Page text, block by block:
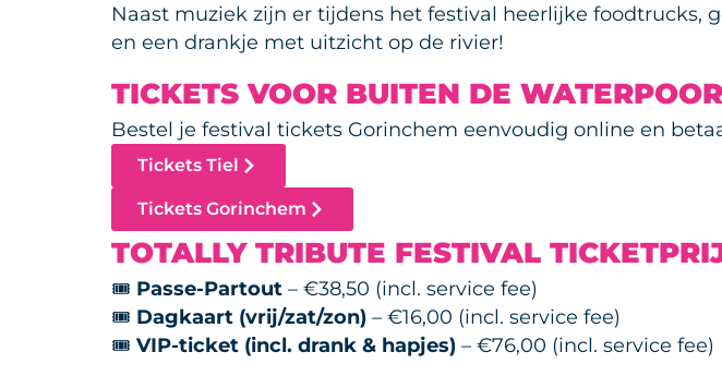
Naast muziek zijn er tijdens het festival heerlijke foodtrucks,
en een drankje met uitzicht op de rivier!
TICKETS VOOR BUITEN DE
Bestel je festival tickets Gorinchem eenvoudig online en
Tickets Tiel
Tickets Gorinchem
TOTALLY TRIBUTE FESTIVAL
🎟 Passe-Partout – €38,50 (incl. service fee)
🎟 Dagkaart (vrij/zat/zon) – €16,00 (incl. service fee)
🎟 VIP-ticket (incl. drank & hapjes) – €76,00 (incl. service fee)